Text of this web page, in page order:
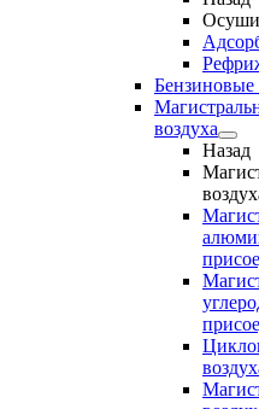
Бензиновые
воздуха
Назад